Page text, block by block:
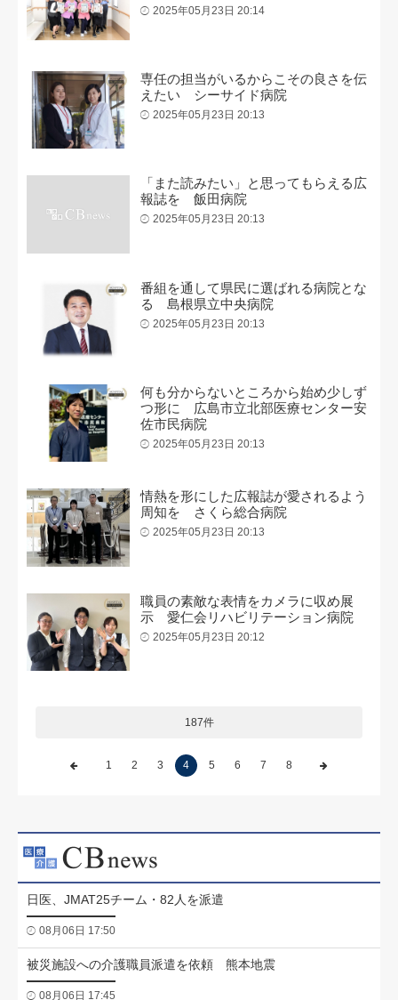
2025年05月23日 20:14
専任の担当がいるからこその良さを伝
えたい シーサイド病院
2025年05月23日 20:13
「また読みたい」と思ってもらえる広
報誌を 飯田病院
2025年05月23日 20:13
番組を通して県民に選ばれる病院とな
る 島根県立中央病院
2025年05月23日 20:13
何も分からないところから始め少しず
つ形に 広島市立北部医療センター安
佐市民病院
2025年05月23日 20:13
情熱を形にした広報誌が愛されるよう
周知を さくら総合病院
2025年05月23日 20:13
職員の素敵な表情をカメラに収め展
示 愛仁会リハビリテーション病院
2025年05月23日 20:12
187件
1 2 3 4 5 6 7 8
日医、JMAT25チーム・82人を派遣
08月06日 17:50
被災施設への介護職員派遣を依頼 熊本地震
08月06日 17:45